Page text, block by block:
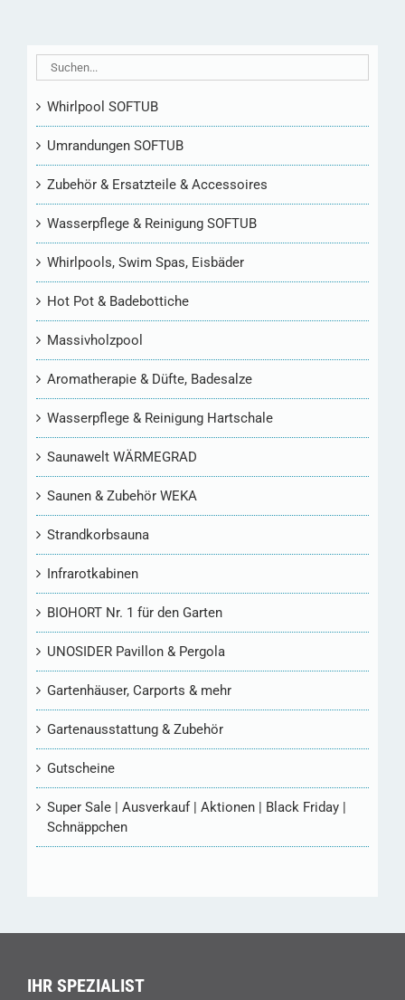
Whirlpool SOFTUB
Umrandungen SOFTUB
Zubehör & Ersatzteile & Accessoires
Wasserpflege & Reinigung SOFTUB
Whirlpools, Swim Spas, Eisbäder
Hot Pot & Badebottiche
Massivholzpool
Aromatherapie & Düfte, Badesalze
Wasserpflege & Reinigung Hartschale
Saunawelt WÄRMEGRAD
Saunen & Zubehör WEKA
Strandkorbsauna
Infrarotkabinen
BIOHORT Nr. 1 für den Garten
UNOSIDER Pavillon & Pergola
Gartenhäuser, Carports & mehr
Gartenausstattung & Zubehör
Gutscheine
Super Sale | Ausverkauf | Aktionen | Black Friday |
Schnäppchen
IHR SPEZIALIST